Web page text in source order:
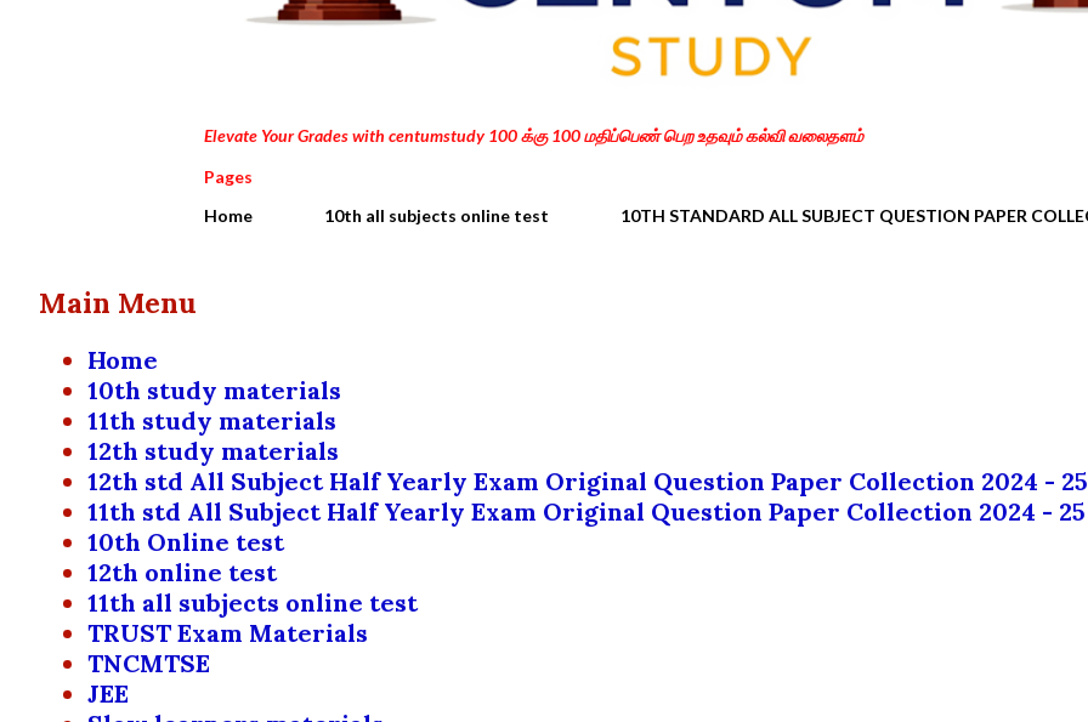
Elevate Your Grades with centumstudy 100 க்கு 100 மதிப்பெண் பெற உதவும் கல்வி வலைதளம்
Pages
Home
10th all subjects online test 10TH STANDARD ALL SUBJECT QUESTION PAPER
Main Menu
Home
10th study materials
11th study materials
12th study materials
12th std All Subject Half Yearly Exam Original Question Paper Collection 2024 - 25
11th std All Subject Half Yearly Exam Original Question Paper Collection 2024 - 25
10th Online test
12th online test
11th all subjects online test
TRUST Exam Materials
TNCMTSE
JEE